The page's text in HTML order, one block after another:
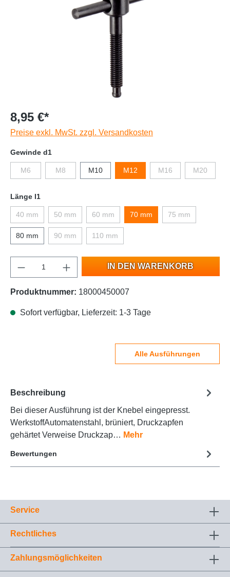
8,95 €*
Preise exkl. MwSt. zzgl. Versandkosten
Gewinde d1
M6 M8 M10 M12 M16 M20
Länge l1
40 mm 50 mm 60 mm 70 mm 75 mm
80 mm 90 mm 110 mm
IN DEN WARENKORB
Produktnummer: 18000450007
Sofort verfügbar, Lieferzeit: 1-3 Tage
Alle Ausführungen
Beschreibung
Bei dieser Ausführung ist der Knebel eingepresst.
WerkstoffAutomatenstahl, brüniert, Druckzapfen
gehärtet Verweise Druckzap… Mehr
Bewertungen
Service
Rechtliches
Zahlungsmöglichkeiten